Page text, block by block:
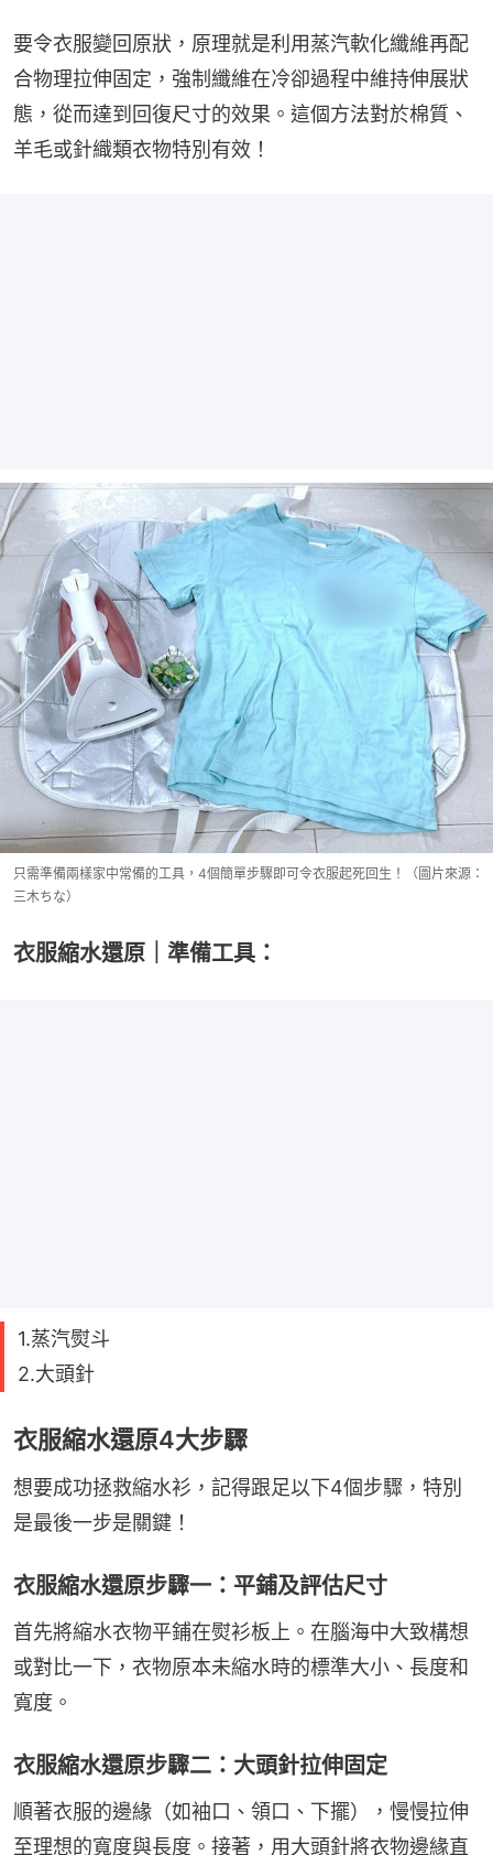
要令衣服變回原狀，原理就是利用蒸汽軟化纖維再配
合物理拉伸固定，強制纖維在冷卻過程中維持伸展狀
態，從而達到回復尺寸的效果。這個方法對於棉質、
羊毛或針織類衣物特別有效！
只需準備兩樣家中常備的工具，4個簡單步驟即可令衣服起死回生！（圖片來源：
三木ちな）
衣服縮水還原｜準備工具：
1.蒸汽熨斗
2.大頭針
衣服縮水還原4大步驟
想要成功拯救縮水衫，記得跟足以下4個步驟，特別
是最後一步是關鍵！
衣服縮水還原步驟一：平鋪及評估尺寸
首先將縮水衣物平鋪在熨衫板上。在腦海中大致構想
或對比一下，衣物原本未縮水時的標準大小、長度和
寬度。
衣服縮水還原步驟二：大頭針拉伸固定
順著衣服的邊緣（如袖口、領口、下擺），慢慢拉伸
至理想的寬度與長度。接著，用大頭針將衣物邊緣直